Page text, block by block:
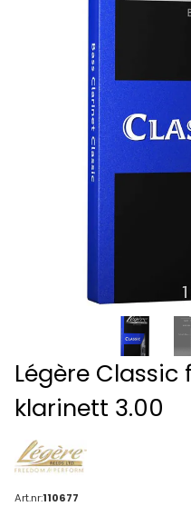
Légère
klarinett 3.00
Art.nr:110677